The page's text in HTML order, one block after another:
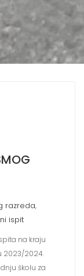
razreda,
ispit
na kraju
2023/2024.
školu za